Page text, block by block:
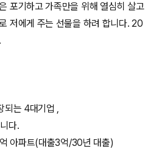
포기하고 가족만을 위해 열심히 살고
저에게 주는 선물을 하려 합니다. 20
되는 4대기업 ,
다.
아파트(대출3억/30년 대출)